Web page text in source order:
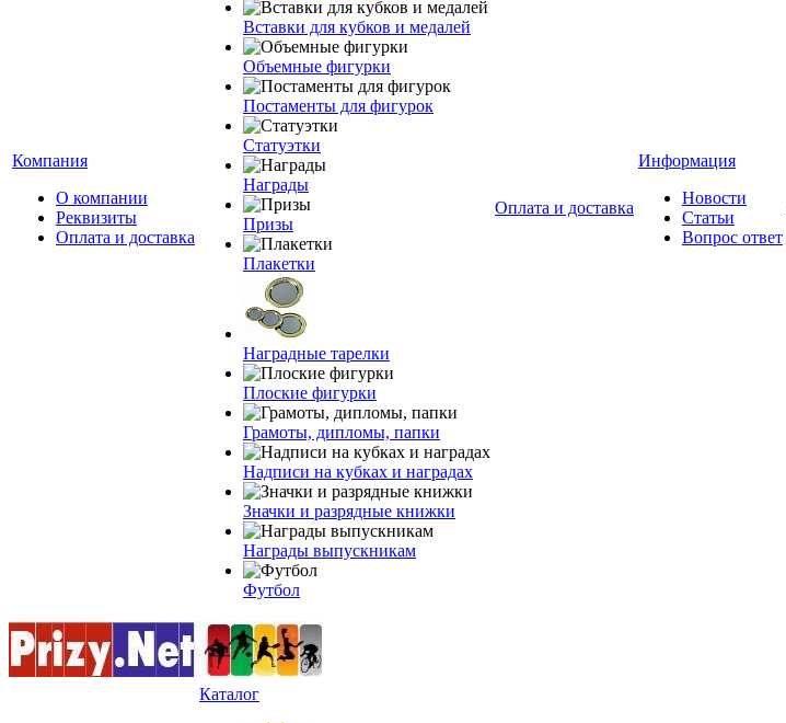
Компания
О компании
Реквизиты
Оплата и доставка
Вставки для кубков и медалей
Объемные фигурки
Постаменты для фигурок
Статуэтки
Награды
Призы
Плакетки
Наградные тарелки
Плоские фигурки
Грамоты, дипломы, папки
Надписи на кубках и наградах
Значки и разрядные книжки
Награды выпускникам
Футбол
Оплата и доставка
Информация
Новости
Статьи
Вопрос ответ
Каталог